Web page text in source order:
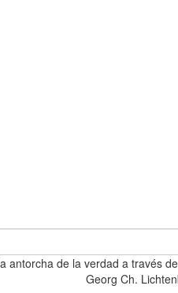
antorcha de la verdad a través
Georg Ch.